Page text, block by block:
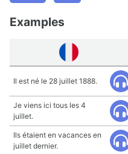
Examples
Il est né le 28 juillet 1888.
Je viens ici tous les 4
juillet.
Ils étaient en vacances en
juillet dernier.